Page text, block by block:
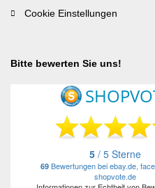
Cookie Einstellungen
Bitte bewerten Sie uns!